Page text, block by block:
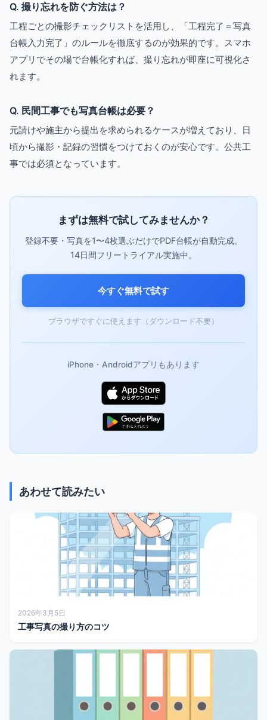
Q. 撮り忘れを防ぐ方法は？
工程ごとの撮影チェックリストを活用し、「工程完了＝写真
台帳入力完了」のルールを徹底するのが効果的です。スマホ
アプリでその場で台帳化すれば、撮り忘れが即座に可視化さ
れます。
Q. 民間工事でも写真台帳は必要？
元請けや施主から提出を求められるケースが増えており、日
頃から撮影・記録の習慣をつけておくのが安心です。公共工
事では必須となっています。
まずは無料で試してみませんか？
登録不要・写真を1〜4枚選ぶだけでPDF台帳が自動完成。
14日間フリートライアル実施中。
今すぐ無料で試す
ブラウザですぐに使えます（ダウンロード不要）
iPhone・Androidアプリもあります
あわせて読みたい
2026年3月5日
工事写真の撮り方のコツ